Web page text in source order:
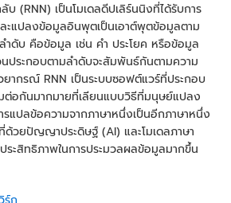
บ (RNN) เป็นโมเดลดีปเลิร์นนิงที่ได้รับการ
ะแปลงข้อมูลอินพุตเป็นเอาต์พุตข้อมูลตาม
ำดับ คือข้อมูล เช่น คำ ประโยค หรือข้อมูล
ประกอบตามลำดับจะสัมพันธ์กันตามความ
ากรณ์ RNN เป็นระบบซอฟต์แวร์ที่ประกอบ
ต่อกันมากมายที่เลียนแบบวิธีที่มนุษย์แปลง
แปลข้อความจากภาษาหนึ่งเป็นอีกภาษาหนึ่ง
วยปัญญาประดิษฐ์ (AI) และโมเดลภาษา
ะสิทธิภาพในการประมวลผลข้อมูลมากขึ้น